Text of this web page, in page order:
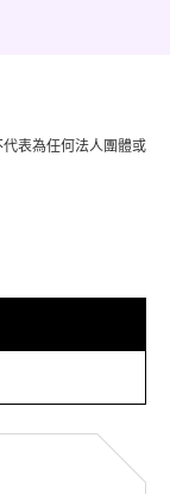
表為任何法人團體或